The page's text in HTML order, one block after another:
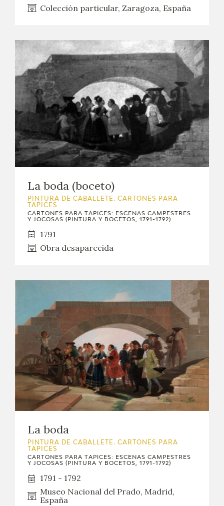
Colección particular, Zaragoza, España
La boda (boceto)
PINTURA DE CABALLETE. CARTONES PARA
TAPICES
CARTONES PARA TAPICES: ESCENAS CAMPESTRES
Y JOCOSAS (PINTURA Y BOCETOS, 1791-1792)
1791
Obra desaparecida
La boda
PINTURA DE CABALLETE. CARTONES PARA
TAPICES
CARTONES PARA TAPICES: ESCENAS CAMPESTRES
Y JOCOSAS (PINTURA Y BOCETOS, 1791-1792)
1791 - 1792
Museo Nacional del Prado, Madrid,
España